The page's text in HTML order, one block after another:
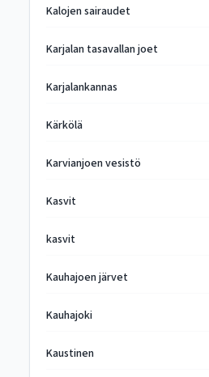
Kalojen sairaudet
Karjalan tasavallan joet
Karjalankannas
Kärkölä
Karvianjoen vesistö
Kasvit
kasvit
Kauhajoen järvet
Kauhajoki
Kaustinen